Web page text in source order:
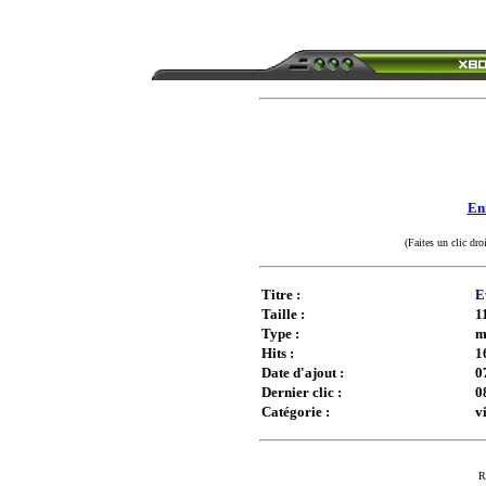
(Faites un clic
Titre :
Taille :
Type :
Hits :
Date d'ajout :
Dernier clic :
Catégorie :